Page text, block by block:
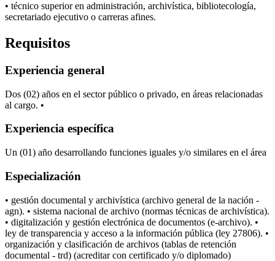
• técnico superior en administración, archivística, bibliotecología,
secretariado ejecutivo o carreras afines.
Requisitos
Experiencia general
Dos (02) años en el sector público o privado, en áreas relacionadas
al cargo. •
Experiencia específica
Un (01) año desarrollando funciones iguales y/o similares en el área
Especialización
• gestión documental y archivística (archivo general de la nación -
agn). • sistema nacional de archivo (normas técnicas de archivística).
• digitalización y gestión electrónica de documentos (e-archivo). •
ley de transparencia y acceso a la información pública (ley 27806). •
organización y clasificación de archivos (tablas de retención
documental - trd) (acreditar con certificado y/o diplomado)